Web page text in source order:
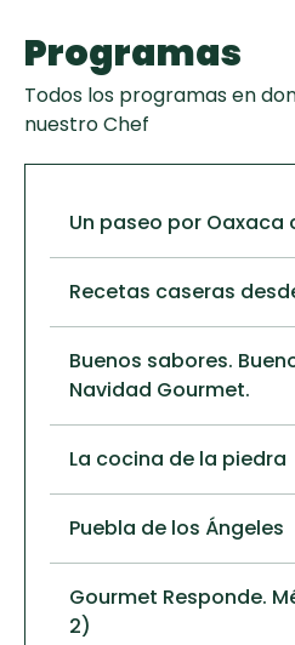
Programas
Todos los programas en
nuestro Chef
Un paseo por Oaxaca
Recetas caseras
Buenos sabores.
Navidad Gourmet.
La cocina de la piedra
Puebla de los Ángeles
Gourmet Responde.
2)